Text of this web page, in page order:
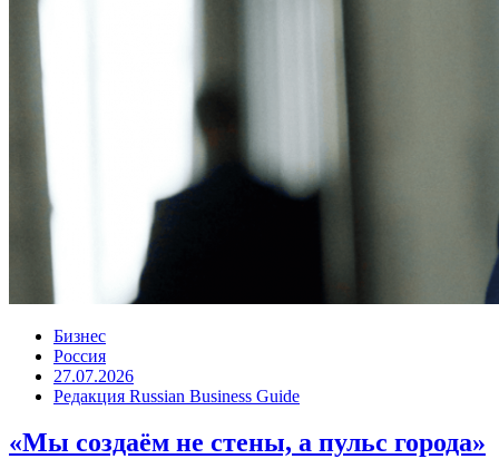
Бизнес
Россия
27.07.2026
Редакция Russian Business Guide
«Мы создаём не стены, а пульс города»